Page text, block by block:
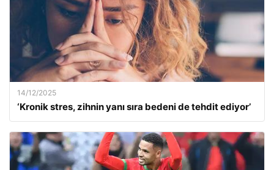
14/12/2025
‘Kronik stres, zihnin yanı sıra bedeni de tehdit ediyor’